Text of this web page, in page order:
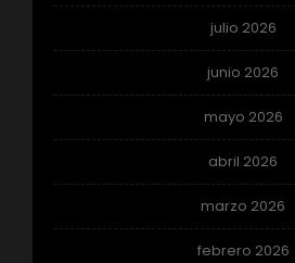
julio 2026
junio 2026
mayo 2026
abril 2026
marzo 2026
febrero 2026